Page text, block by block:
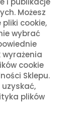
Możesz
cookie,
wybrać
wyrażenia
cookie
Sklepu.
plików